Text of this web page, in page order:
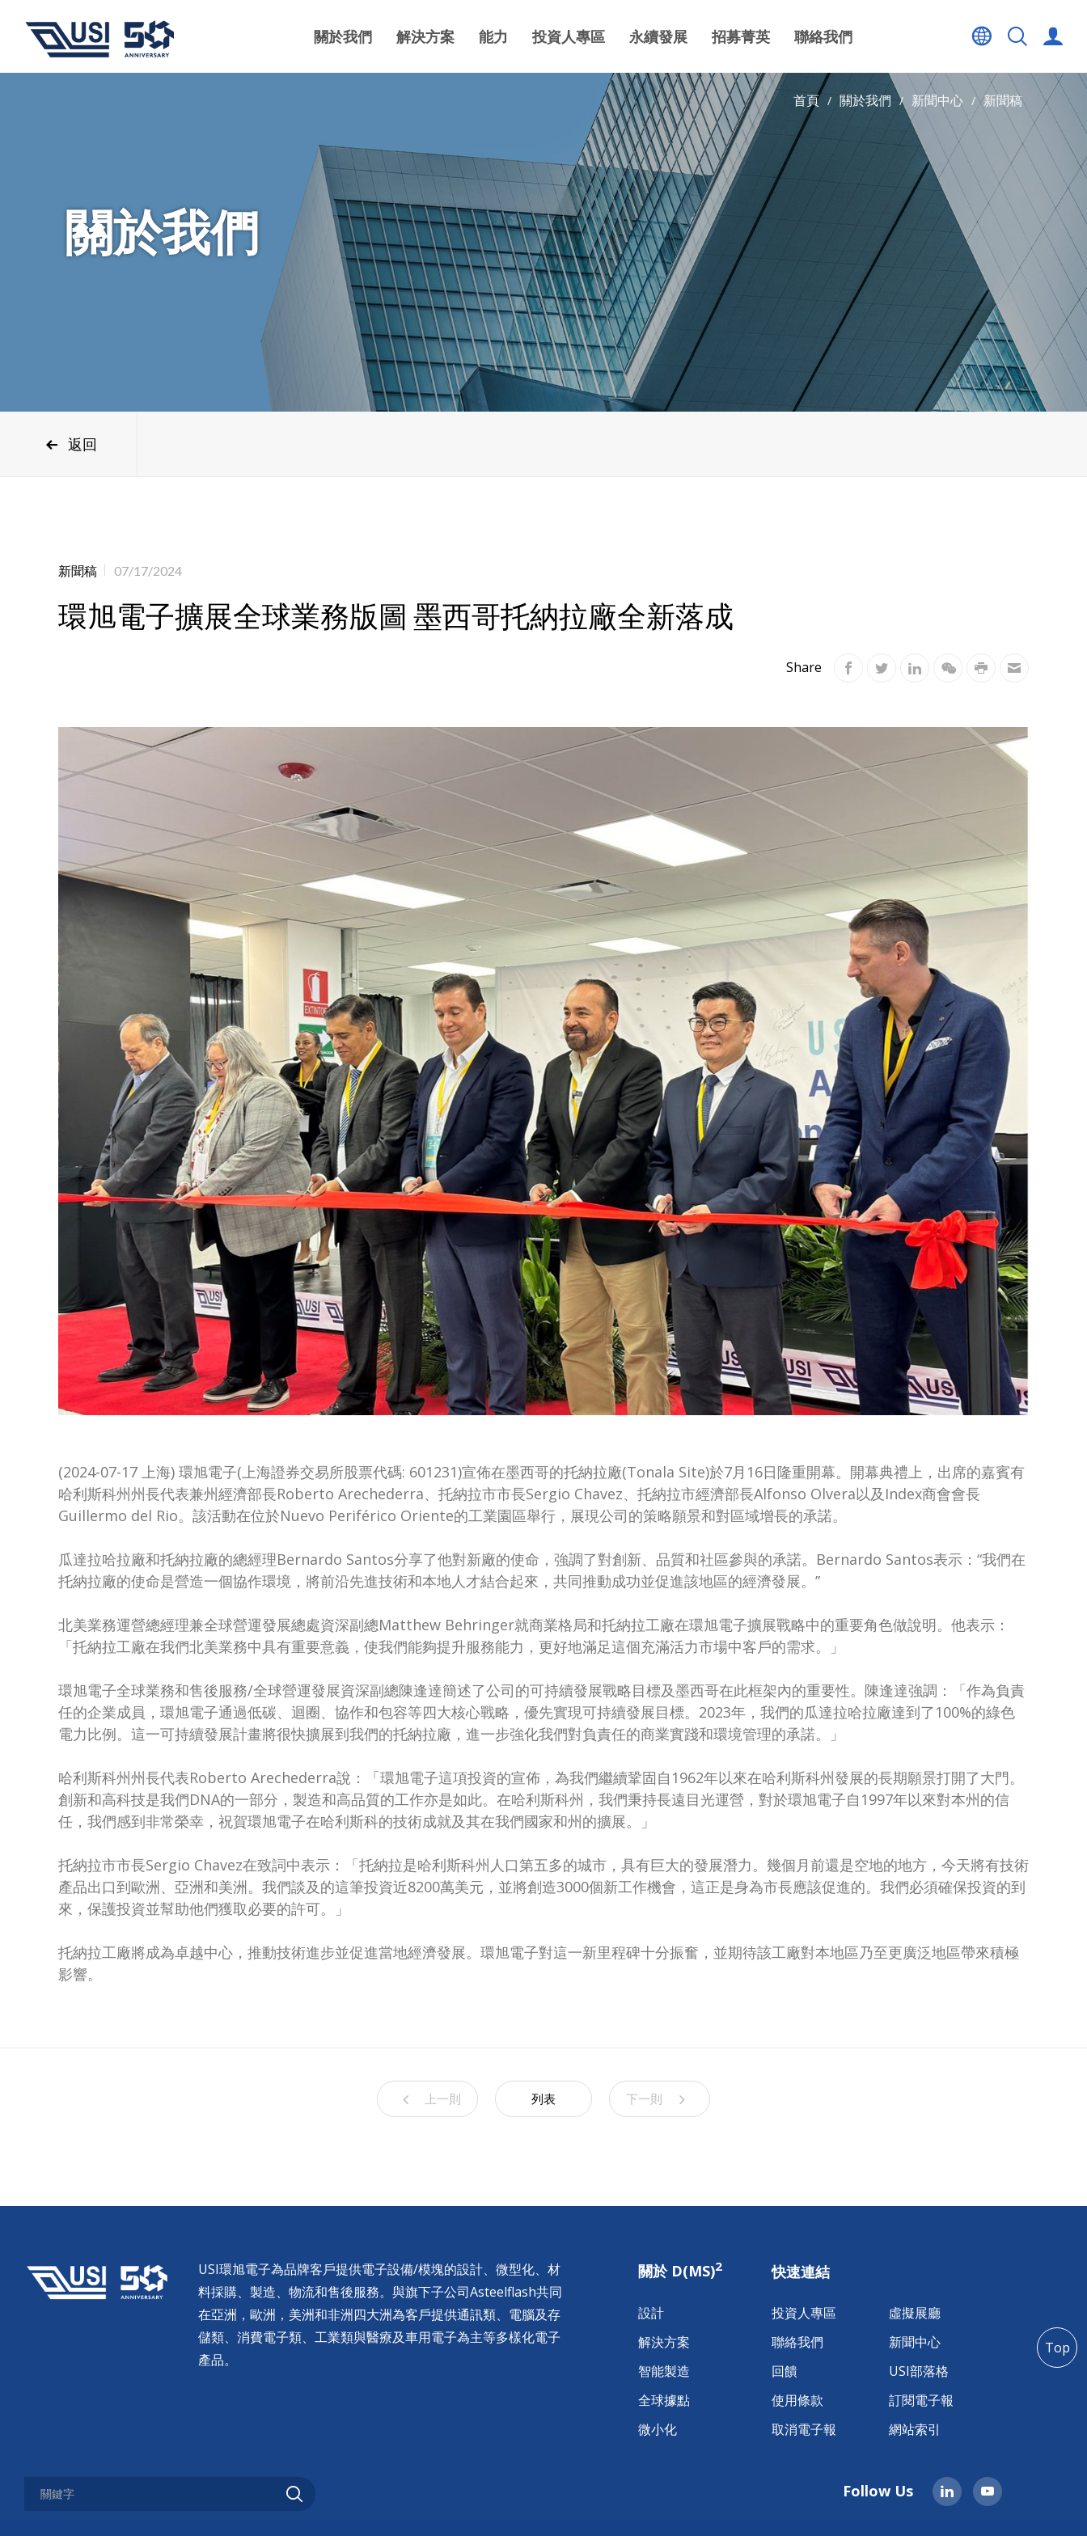
關於我們 解決方案 能力 投資人專區 永續發展 招募菁英 聯絡我們
首頁 關於我們 新聞中心 新聞稿
關於我們
返回
新聞稿 07/17/2024
環旭電子擴展全球業務版圖 墨西哥托納拉廠全新落成
Share
(2024-07-17 上海) 環旭電子(上海證券交易所股票代碼: 601231)宣佈在墨西哥的托納拉廠(Tonala Site)於7月16日隆重開幕。開幕典禮上，出席的嘉賓有
哈利斯科州州長代表兼州經濟部長Roberto Arechederra、托納拉市市長Sergio Chavez、托納拉市經濟部長Alfonso Olvera以及Index商會會長
Guillermo del Rio。該活動在位於Nuevo Periférico Oriente的工業園區舉行，展現公司的策略願景和對區域增長的承諾。
瓜達拉哈拉廠和托納拉廠的總經理Bernardo Santos分享了他對新廠的使命，強調了對創新、品質和社區參與的承諾。Bernardo Santos表示：“我們在
托納拉廠的使命是營造一個協作環境，將前沿先進技術和本地人才結合起來，共同推動成功並促進該地區的經濟發展。”
北美業務運營總經理兼全球營運發展總處資深副總Matthew Behringer就商業格局和托納拉工廠在環旭電子擴展戰略中的重要角色做說明。他表示：
「托納拉工廠在我們北美業務中具有重要意義，使我們能夠提升服務能力，更好地滿足這個充滿活力市場中客戶的需求。」
環旭電子全球業務和售後服務/全球營運發展資深副總陳逢達簡述了公司的可持續發展戰略目標及墨西哥在此框架內的重要性。陳逢達強調：「作為負責
任的企業成員，環旭電子通過低碳、迴圈、協作和包容等四大核心戰略，優先實現可持續發展目標。2023年，我們的瓜達拉哈拉廠達到了100%的綠色
電力比例。這一可持續發展計畫將很快擴展到我們的托納拉廠，進一步強化我們對負責任的商業實踐和環境管理的承諾。」
哈利斯科州州長代表Roberto Arechederra說：「環旭電子這項投資的宣佈，為我們繼續鞏固自1962年以來在哈利斯科州發展的長期願景打開了大門。
創新和高科技是我們DNA的一部分，製造和高品質的工作亦是如此。在哈利斯科州，我們秉持長遠目光運營，對於環旭電子自1997年以來對本州的信
任，我們感到非常榮幸，祝賀環旭電子在哈利斯科的技術成就及其在我們國家和州的擴展。」
托納拉市市長Sergio Chavez在致詞中表示：「托納拉是哈利斯科州人口第五多的城市，具有巨大的發展潛力。幾個月前還是空地的地方，今天將有技術
產品出口到歐洲、亞洲和美洲。我們談及的這筆投資近8200萬美元，並將創造3000個新工作機會，這正是身為市長應該促進的。我們必須確保投資的到
來，保護投資並幫助他們獲取必要的許可。」
托納拉工廠將成為卓越中心，推動技術進步並促進當地經濟發展。環旭電子對這一新里程碑十分振奮，並期待該工廠對本地區乃至更廣泛地區帶來積極
影響。
上一則 列表 下一則
USI環旭電子為品牌客戶提供電子設備/模塊的設計、微型化、材
料採購、製造、物流和售後服務。與旗下子公司Asteelflash共同
在亞洲，歐洲，美洲和非洲四大洲為客戶提供通訊類、電腦及存
儲類、消費電子類、工業類與醫療及車用電子為主等多樣化電子
產品。
關於 D(MS)2
設計
解決方案
智能製造
全球據點
微小化
快速連結
投資人專區
虛擬展廳
聯絡我們
新聞中心
回饋
USI部落格
使用條款
訂閱電子報
取消電子報
網站索引
Follow Us
Top